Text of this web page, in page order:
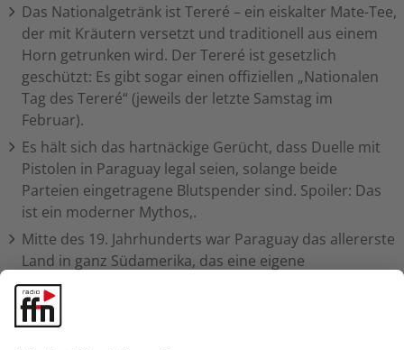
Das Nationalgetränk ist Tereré – ein eiskalter Mate-Tee,
der mit Kräutern versetzt und traditionell aus einem
Horn getrunken wird. Der Tereré ist gesetzlich
geschützt: Es gibt sogar einen offiziellen „Nationalen
Tag des Tereré“ (jeweils der letzte Samstag im
Februar).
Es hält sich das hartnäckige Gerücht, dass Duelle mit
Pistolen in Paraguay legal seien, solange beide
Parteien eingetragene Blutspender sind. Spoiler: Das
ist ein moderner Mythos,.
Mitte des 19. Jahrhunderts war Paraguay das allererste
Land in ganz Südamerika, das eine eigene
Eisenbahnstrecke in Betrieb nahm.
Zusammen mit Brasilien betreibt Paraguay den Itaipú-
Staudamm. Es ist eines der größten Wasserkraftwerke